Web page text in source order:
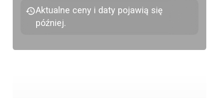
Aktualne ceny i daty pojawią się
później.